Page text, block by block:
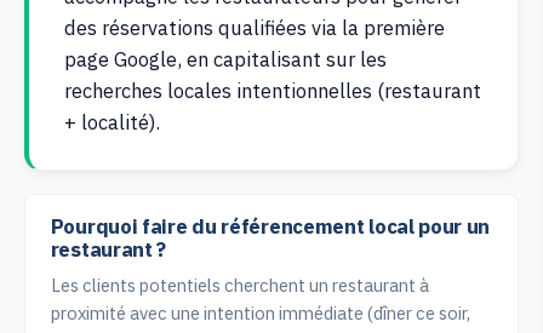
des réservations qualifiées via la première
page Google, en capitalisant sur les
recherches locales intentionnelles (restaurant
+ localité).
Pourquoi faire du référencement local pour un
restaurant ?
Les clients potentiels cherchent un restaurant à
proximité avec une intention immédiate (dîner ce soir,